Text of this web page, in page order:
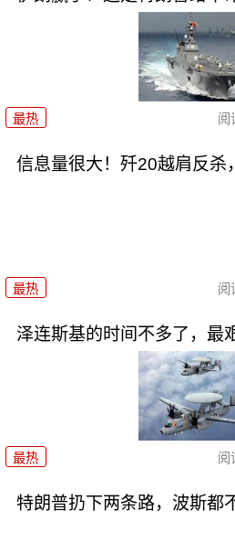
最热 阅
信息量很大！歼20越肩反杀
最热 阅
泽连斯基的时间不多了，最
最热 阅
特朗普扔下两条路，波斯都